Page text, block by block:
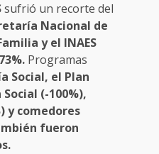
sufrió un recorte del
Nacional de
y el INAES
Programas
Social, el Plan
(-100%),
y comedores
fueron